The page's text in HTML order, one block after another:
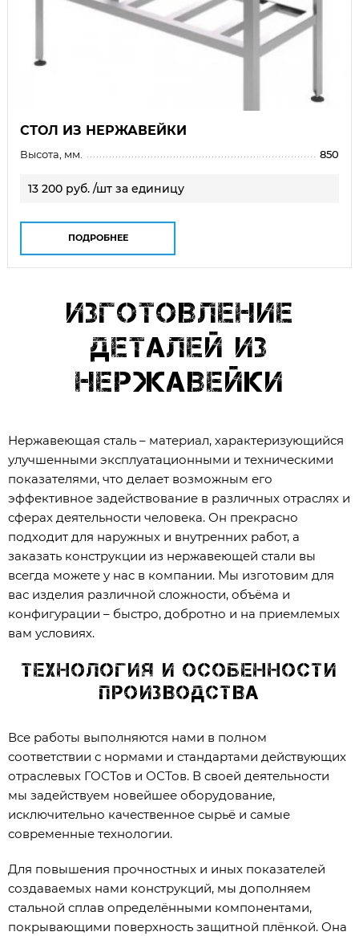
СТОЛ ИЗ НЕРЖАВЕЙКИ
Высота, мм. 850
13 200 руб. /шт за единицу
ПОДРОБНЕЕ
Изготовление
деталей из
нержавейки
Нержавеющая сталь – материал, характеризующийся
улучшенными эксплуатационными и техническими
показателями, что делает возможным его
эффективное задействование в различных отраслях и
сферах деятельности человека. Он прекрасно
подходит для наружных и внутренних работ, а
заказать конструкции из нержавеющей стали вы
всегда можете у нас в компании. Мы изготовим для
вас изделия различной сложности, объёма и
конфигурации – быстро, добротно и на приемлемых
вам условиях.
Технология и особенности
производства
Все работы выполняются нами в полном
соответствии с нормами и стандартами действующих
отраслевых ГОСТов и ОСТов. В своей деятельности
мы задействуем новейшее оборудование,
исключительно качественное сырьё и самые
современные технологии.
Для повышения прочностных и иных показателей
создаваемых нами конструкций, мы дополняем
стальной сплав определёнными компонентами,
покрывающими поверхность защитной плёнкой. Она